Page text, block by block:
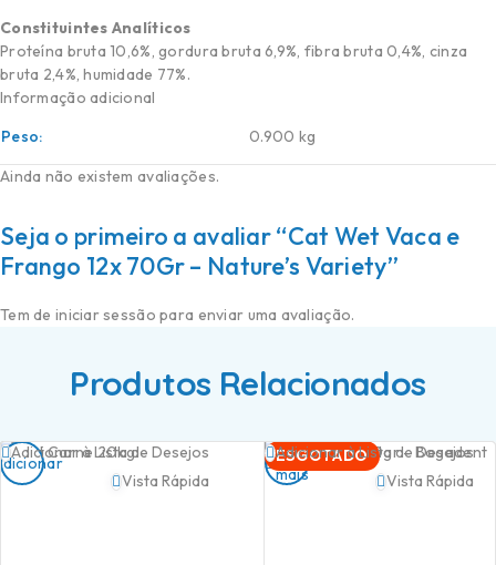
Constituintes Analíticos
Proteína bruta 10,6%, gordura bruta 6,9%, fibra bruta 0,4%, cinza
bruta 2,4%, humidade 77%.
Informação adicional
Peso
0.900 kg
Ainda não existem avaliações.
Seja o primeiro a avaliar “Cat Wet Vaca e
Frango 12x 70Gr – Nature’s Variety”
Tem de iniciar sessão para enviar uma avaliação.
Produtos Relacionados
Adicionar à Lista de Desejos
Vista Rápida
ESGOTADO
Adicionar à Lista de Desejos
Vista Rápida
Ler
mais